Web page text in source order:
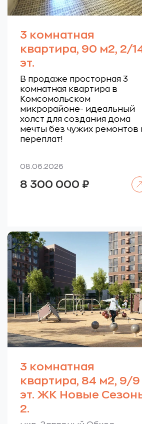
3 комнатная
квартира, 90 м2, 2/
эт.
В продаже просторная 3
комнатная квартира в
Комсомольском
микрорайоне- идеальный
холст для создания дома
мечты без чужих ремонтов
переплат!
08.06.2026
8 300 000 ₽
3 комнатная
квартира, 84 м2, 9/9
эт. ЖК Новые
2.